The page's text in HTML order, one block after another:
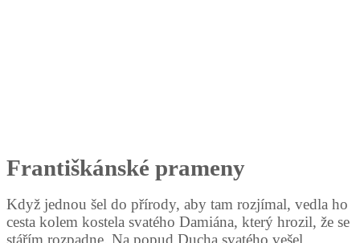
Františkánské prameny
Když jednou šel do přírody, aby tam rozjímal, vedla ho
cesta kolem kostela svatého Damiána, který hrozil, že se
stářím rozpadne. Na popud Ducha svatého vešel